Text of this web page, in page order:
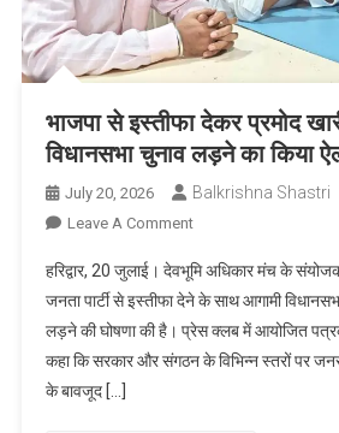
भाजपा से इस्तीफा देकर प्रमोद
विधानसभा चुनाव लड़ने का किया
July 20, 2026 Balkrishna Shastri
Leave A CommentOn
से
इस्तीफा
देकर
प्रमोद
हरिद्वार, 20 जुलाई। देवभूमि अधिकार मंच के
जनता पार्टी से इस्तीफा देने के साथ आगामी
लड़ने की घोषणा की है। प्रेस क्लब में आयोजित
कहा कि सरकार और संगठन के विभिन्न स्तरों पर
के बावजूद […]